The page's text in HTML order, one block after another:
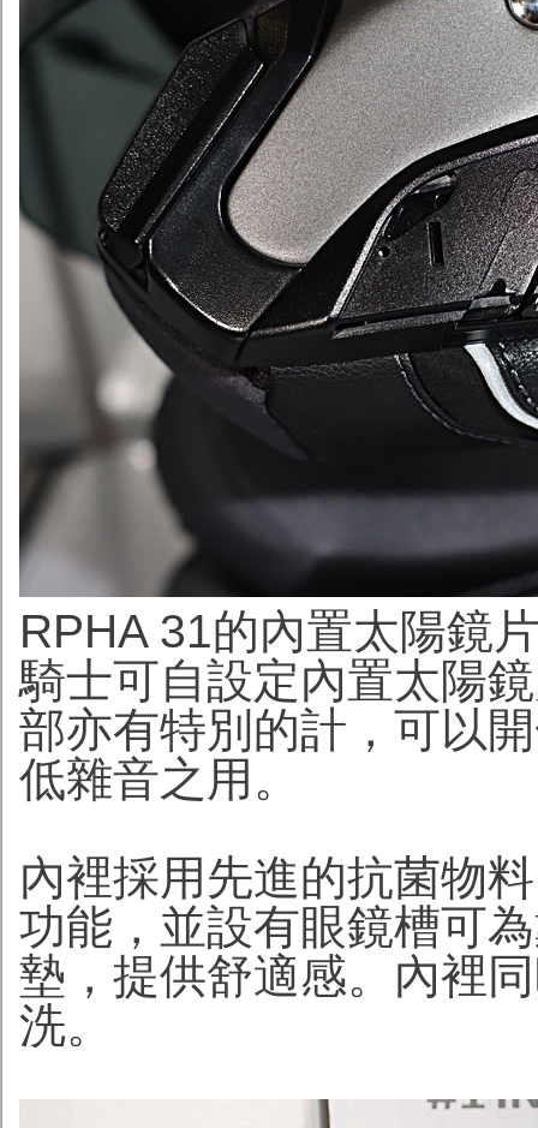
RPHA 31的內置太陽鏡
騎士可自設定內置太陽
部亦有特別的計，可以
低雜音之用。
內裡採用先進的抗菌物
功能，並設有眼鏡槽可
墊，提供舒適感。內裡
洗。